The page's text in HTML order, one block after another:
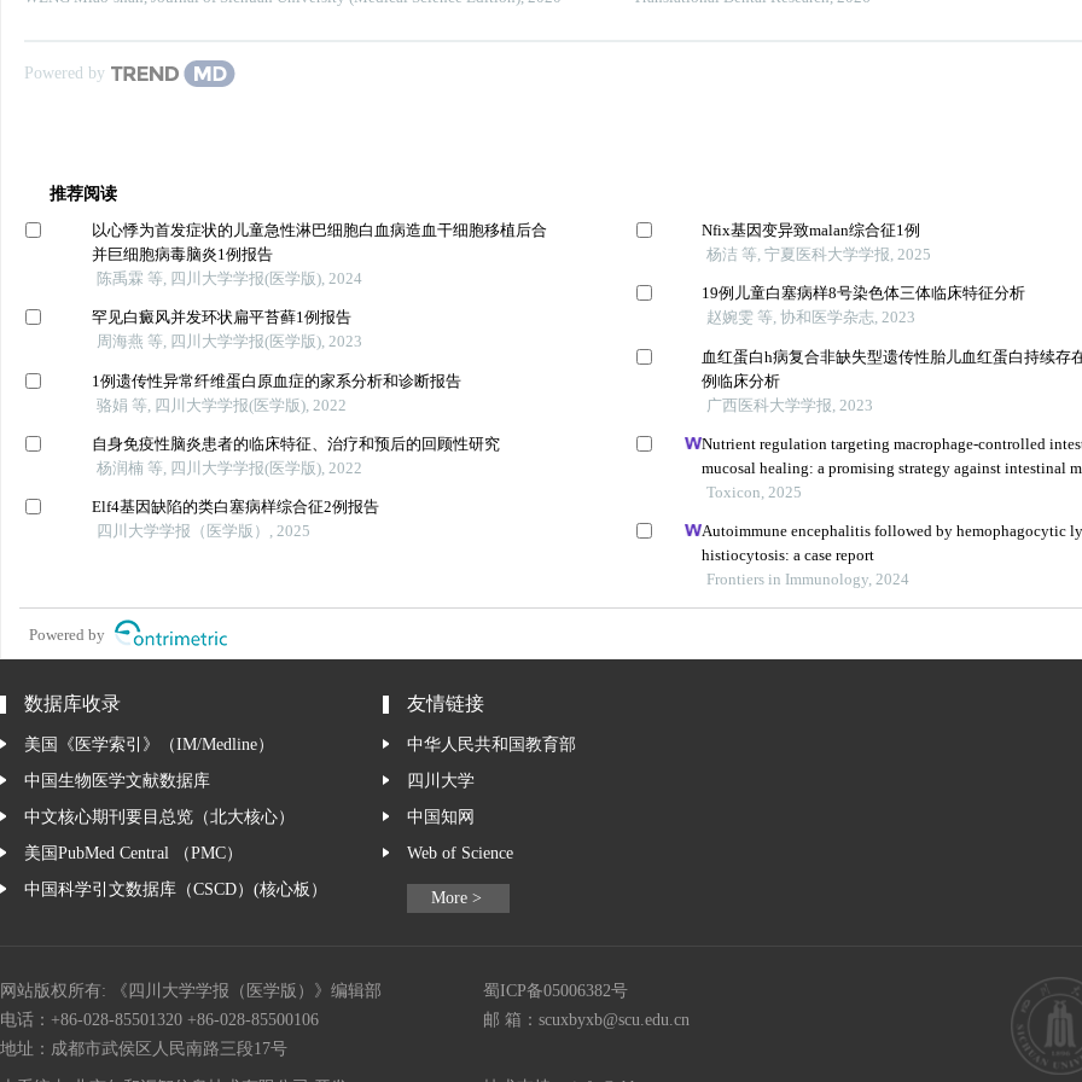
Powered by
推荐阅读
以心悸为首发症状的儿童急性淋巴细胞白血病造血干细胞移植后合
并巨细胞病毒脑炎1例报告
陈禹霖 等, 四川大学学报(医学版), 2024
罕见白癜风并发环状扁平苔藓1例报告
周海燕 等, 四川大学学报(医学版), 2023
1例遗传性异常纤维蛋白原血症的家系分析和诊断报告
骆娟 等, 四川大学学报(医学版), 2022
自身免疫性脑炎患者的临床特征、治疗和预后的回顾性研究
杨润楠 等, 四川大学学报(医学版), 2022
Elf4基因缺陷的类白塞病样综合征2例报告
四川大学学报（医学版）, 2025
Nfix基因变异致malan综合征1例
杨洁 等, 宁夏医科大学学报, 2025
19例儿童白塞病样8号染色体三体临床特征分析
赵婉雯 等, 协和医学杂志, 2023
血红蛋白h病复合非缺失型遗传性胎儿血红蛋白持续存
例临床分析
广西医科大学学报, 2023
Nutrient regulation targeting macrophage-controlled
mucosal healing: a promising strategy against intestinal
induced by deoxynivalenol
Toxicon, 2025
Autoimmune encephalitis followed by hemophagocytic
histiocytosis: a case report
Frontiers in Immunology, 2024
Powered by
数据库收录
美国《医学索引》（IM/Medline）
中国生物医学文献数据库
中文核心期刊要目总览（北大核心）
美国PubMed Central （PMC）
中国科学引文数据库（CSCD）(核心板）
友情链接
中华人民共和国教育部
四川大学
中国知网
Web of Science
More >
网站版权所有: 《四川大学学报（医学版）》编辑部
蜀ICP备05006382号
电话：+86-028-85501320 +86-028-85500106
邮 箱： scuxbyxb@scu.edu.cn
地址：成都市武侯区人民南路三段17号